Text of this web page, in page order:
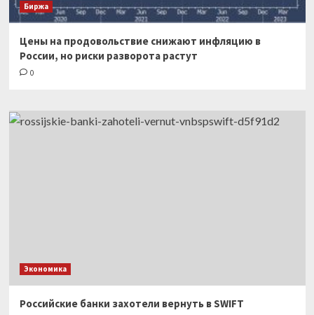
Биржа
Цены на продовольствие снижают инфляцию в
России, но риски разворота растут
0
Экономика
Российские банки захотели вернуть в SWIFT